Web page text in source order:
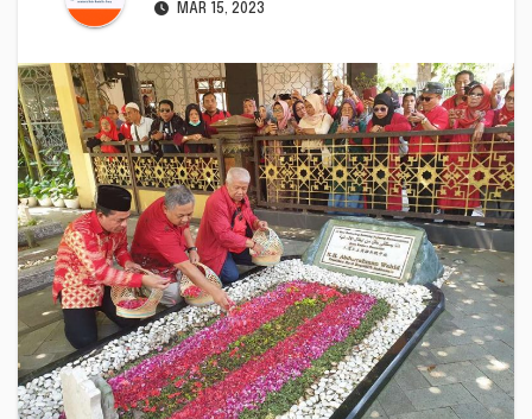
MAR 15, 2023